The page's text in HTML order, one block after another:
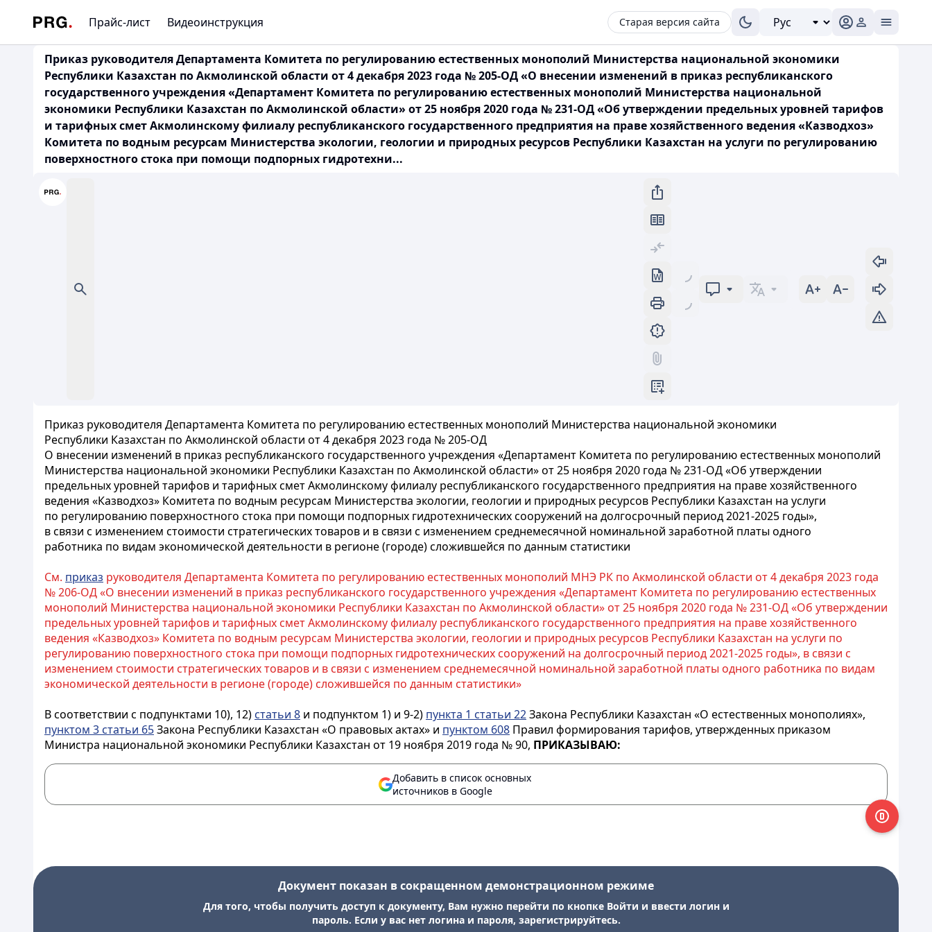
Прайс-лист Видеоинструкция Старая версия сайта
Приказ руководителя Департамента Комитета по регулированию естественных монополий Министерства национальной экономики
Республики Казахстан по Акмолинской области от 4 декабря 2023 года № 205-ОД «О внесении изменений в приказ республиканского
государственного учреждения «Департамент Комитета по регулированию естественных монополий Министерства национальной
экономики Республики Казахстан по Акмолинской области» от 25 ноября 2020 года № 231-ОД «Об утверждении предельных уровней тарифов
и тарифных смет Акмолинскому филиалу республиканского государственного предприятия на праве хозяйственного ведения «Казводхоз»
Комитета по водным ресурсам Министерства экологии, геологии и природных ресурсов Республики Казахстан на услуги по регулированию
поверхностного стока при помощи подпорных гидротехни...
Приказ руководителя Департамента Комитета по регулированию естественных монополий Министерства национальной экономики
Республики Казахстан по Акмолинской области от 4 декабря 2023 года № 205-ОД
О внесении изменений в приказ республиканского государственного учреждения «Департамент Комитета по регулированию естественных монополий
Министерства национальной экономики Республики Казахстан по Акмолинской области» от 25 ноября 2020 года № 231-ОД «Об утверждении
предельных уровней тарифов и тарифных смет Акмолинскому филиалу республиканского государственного предприятия на праве хозяйственного
ведения «Казводхоз» Комитета по водным ресурсам Министерства экологии, геологии и природных ресурсов Республики Казахстан на услуги
по регулированию поверхностного стока при помощи подпорных гидротехнических сооружений на долгосрочный период 2021-2025 годы»,
в связи с изменением стоимости стратегических товаров и в связи с изменением среднемесячной номинальной заработной платы одного
работника по видам экономической деятельности в регионе (городе) сложившейся по данным статистики
См. приказ руководителя Департамента Комитета по регулированию естественных монополий МНЭ РК по Акмолинской области от 4 декабря 2023 года
№ 206-ОД «О внесении изменений в приказ республиканского государственного учреждения «Департамент Комитета по регулированию естественных
монополий Министерства национальной экономики Республики Казахстан по Акмолинской области» от 25 ноября 2020 года № 231-ОД «Об утверждении
предельных уровней тарифов и тарифных смет Акмолинскому филиалу республиканского государственного предприятия на праве хозяйственного
ведения «Казводхоз» Комитета по водным ресурсам Министерства экологии, геологии и природных ресурсов Республики Казахстан на услуги по
регулированию поверхностного стока при помощи подпорных гидротехнических сооружений на долгосрочный период 2021-2025 годы», в связи с
изменением стоимости стратегических товаров и в связи с изменением среднемесячной номинальной заработной платы одного работника по видам
экономической деятельности в регионе (городе) сложившейся по данным статистики»
В соответствии с подпунктами 10), 12) статьи 8 и подпунктом 1) и 9-2) пункта 1 статьи 22Закона Республики Казахстан «О естественных монополиях»,
пунктом 3 статьи 65Закона Республики Казахстан «О правовых актах» и пунктом 608 Правил формирования тарифов, утвержденных приказом
Министра национальной экономики Республики Казахстан от 19 ноября 2019 года № 90, ПРИКАЗЫВАЮ:
Добавить в список основных
источников в Google
Документ показан в сокращенном демонстрационном режиме
Для того, чтобы получить доступ к документу, Вам нужно перейти по кнопке Войти и ввести логин и
пароль. Если у вас нет логина и пароля, зарегистрируйтесь.